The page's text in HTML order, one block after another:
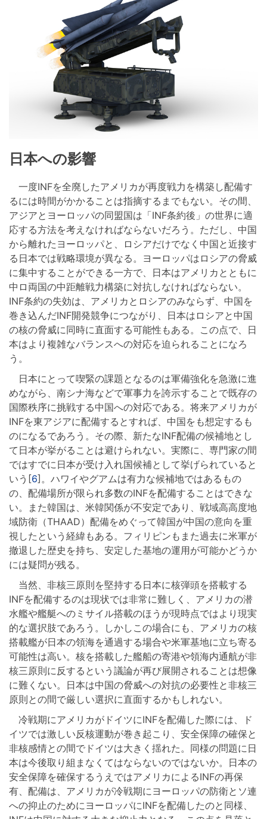
日本への影響
一度INFを全廃したアメリカが再度戦力を構築し配備す
るには時間がかかることは指摘するまでもない。その間、
アジアとヨーロッパの同盟国は「INF条約後」の世界に適
応する方法を考えなければならないだろう。ただし、中国
から離れたヨーロッパと、ロシアだけでなく中国と近接す
る日本では戦略環境が異なる。ヨーロッパはロシアの脅威
に集中することができる一方で、日本はアメリカとともに
中ロ両国の中距離戦力構築に対抗しなければならない。
INF条約の失効は、アメリカとロシアのみならず、中国を
巻き込んだINF開発競争につながり、日本はロシアと中国
の核の脅威に同時に直面する可能性もある。この点で、日
本はより複雑なバランスへの対応を迫られることになろ
う。
日本にとって喫緊の課題となるのは軍備強化を急激に進
めながら、南シナ海などで軍事力を誇示することで既存の
国際秩序に挑戦する中国への対応である。将来アメリカが
INFを東アジアに配備するとすれば、中国をも想定するも
のになるであろう。その際、新たなINF配備の候補地とし
て日本が挙がることは避けられない。実際に、専門家の間
ではすでに日本が受け入れ国候補として挙げられていると
いう[6]。ハワイやグアムは有力な候補地ではあるもの
の、配備場所が限られ多数のINFを配備することはできな
い。また韓国は、米韓関係が不安定であり、戦域高高度地
域防衛（THAAD）配備をめぐって韓国が中国の意向を重
視したという経緯もある。フィリピンもまた過去に米軍が
撤退した歴史を持ち、安定した基地の運用が可能かどうか
には疑問が残る。
当然、非核三原則を堅持する日本に核弾頭を搭載する
INFを配備するのは現状では非常に難しく、アメリカの潜
水艦や艦艇へのミサイル搭載のほうが現時点ではより現実
的な選択肢であろう。しかしこの場合にも、アメリカの核
搭載艦が日本の領海を通過する場合や米軍基地に立ち寄る
可能性は高い。核を搭載した艦船の寄港や領海内通航が非
核三原則に反するという議論が再び展開されることは想像
に難くない。日本は中国の脅威への対抗の必要性と非核三
原則との間で厳しい選択に直面するかもしれない。
冷戦期にアメリカがドイツにINFを配備した際には、ド
イツでは激しい反核運動が巻き起こり、安全保障の確保と
非核感情との間でドイツは大きく揺れた。同様の問題に日
本は今後取り組まなくてはならないのではないか。日本の
安全保障を確保するうえではアメリカによるINFの再保
有、配備は、アメリカが冷戦期にヨーロッパの防衛とソ連
への抑止のためにヨーロッパにINFを配備したのと同様、